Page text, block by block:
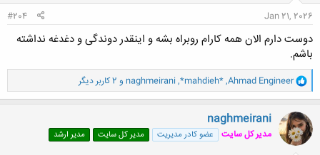
Jan 21, 2026
#204
دوست دارم الان همه کارام روبراه بشه و اینقدر دوندگی و دغدغه نداشته
باشم.
و
ا
ک
ن
ش
ه
ا
Ahmad Engineer
,
*mahdieh*
,
naghmeirani و 2 کاربر دیگر
naghmeirani
مدیر کل سایت عضو کادر مدیریت مدیر کل سایت مدیر ارشد